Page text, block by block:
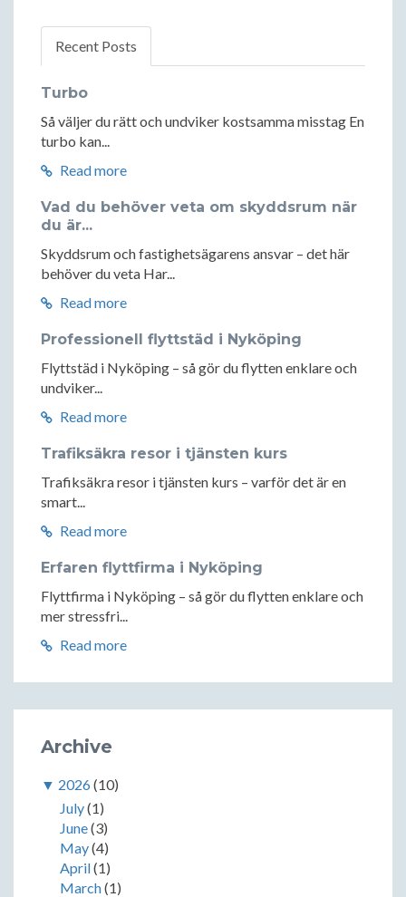
Recent Posts
Turbo
Så väljer du rätt och undviker kostsamma misstag En
turbo kan...
Read more
Vad du behöver veta om skyddsrum när
du är...
Skyddsrum och fastighetsägarens ansvar – det här
behöver du veta Har...
Read more
Professionell flyttstäd i Nyköping
Flyttstäd i Nyköping – så gör du flytten enklare och
undviker...
Read more
Trafiksäkra resor i tjänsten kurs
Trafiksäkra resor i tjänsten kurs – varför det är en
smart...
Read more
Erfaren flyttfirma i Nyköping
Flyttfirma i Nyköping – så gör du flytten enklare och
mer stressfri...
Read more
Archive
▼ 2026(10)
July(1)
June(3)
May(4)
April(1)
March(1)